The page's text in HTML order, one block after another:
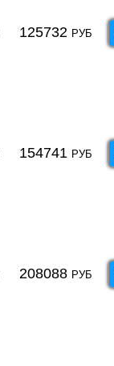
125732 РУБ
154741 РУБ
208088 РУБ